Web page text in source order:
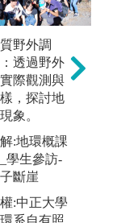
實作教
教授及助
助同學透
際實驗操
實驗驗證
理論
:自行拍攝
野外調
透過野外
際觀測與
，探討地
象。
:地環概課
學生參訪-
斷崖
:中正大學
系自有照